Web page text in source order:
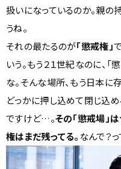
扱いになっているのか。親
うね。
それの最たるのが「懲戒権」
いう。もう２１世紀なのに、
な。そんな場所、もう日本に
どっかに押し込めて閉じ込
ですけど…。その「懲戒場」
権はまだ残ってる。 なんで？っ